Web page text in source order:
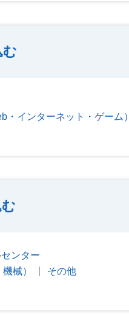
む
インターネット・ゲーム）
ンター
械）
その他